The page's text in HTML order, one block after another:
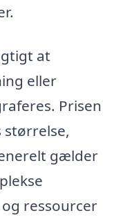
at
eller
Prisen
størrelse,
gælder
ressourcer